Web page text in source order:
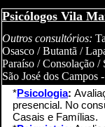
Psicólogos Vila
Outros consultórios:
Osasco / Butantã /
Paraíso / Consolação
São José dos Campos
*Psicologia:
presencial. No
Casais e Famílias.